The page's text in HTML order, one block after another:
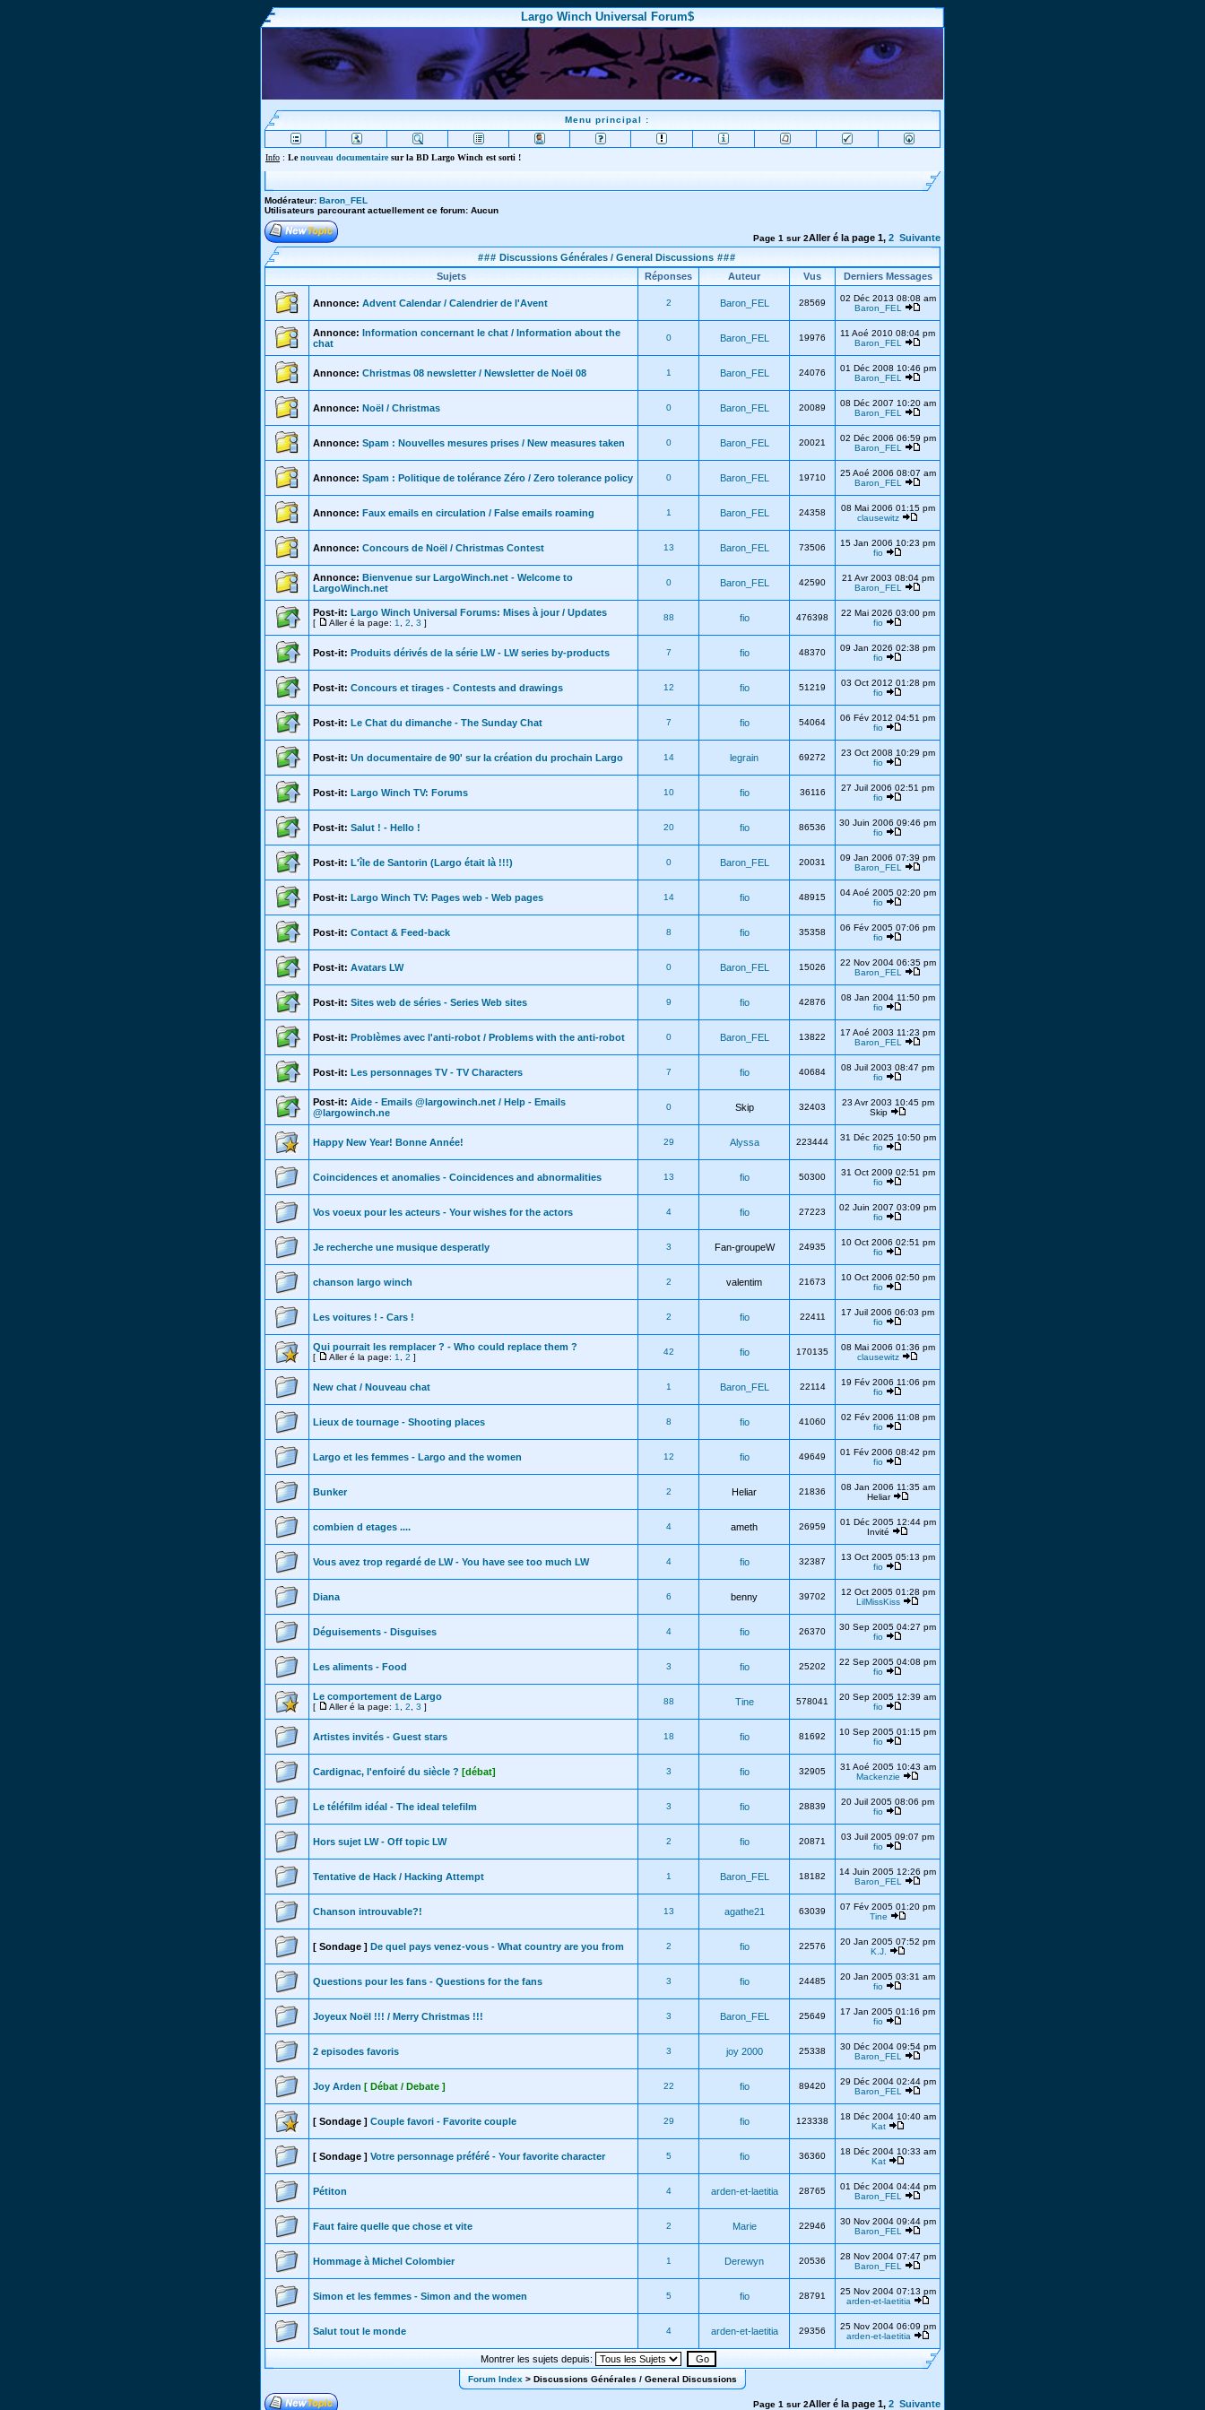
Largo Winch Universal Forum$
Menu principal :
Info : Lenouveau documentairesur la BD Largo Winch est sorti !
Modérateur: Baron_FEL
Utilisateurs parcourant actuellement ce forum: Aucun
Page 1 sur 2Aller é la page 1, 2 Suivante
### Discussions Générales / General Discussions ###
Sujets
Réponses Auteur Vus Derniers Messages
Annonce: Advent Calendar / Calendrier de l'Avent 2 Baron_FEL 28569
02 Déc 2013 08:08 am
Baron_FEL
Annonce: Information concernant le chat / Information about the
chat
0 Baron_FEL 19976
11 Aoé 2010 08:04 pm
Baron_FEL
Annonce: Christmas 08 newsletter / Newsletter de Noël 08 1 Baron_FEL 24076
01 Déc 2008 10:46 pm
Baron_FEL
Annonce: Noël / Christmas 0 Baron_FEL 20089
08 Déc 2007 10:20 am
Baron_FEL
Annonce: Spam : Nouvelles mesures prises / New measures taken 0 Baron_FEL 20021
02 Déc 2006 06:59 pm
Baron_FEL
Annonce: Spam : Politique de tolérance Zéro / Zero tolerance policy 0 Baron_FEL 19710
25 Aoé 2006 08:07 am
Baron_FEL
Annonce: Faux emails en circulation / False emails roaming 1 Baron_FEL 24358
08 Mai 2006 01:15 pm
clausewitz
Annonce: Concours de Noël / Christmas Contest 13 Baron_FEL 73506
15 Jan 2006 10:23 pm
fio
Annonce: Bienvenue sur LargoWinch.net - Welcome to
LargoWinch.net
0 Baron_FEL 42590
21 Avr 2003 08:04 pm
Baron_FEL
Post-it: Largo Winch Universal Forums: Mises à jour / Updates
[ Aller é la page: 1 2 3 ]
88 fio 476398
22 Mai 2026 03:00 pm
fio
Post-it: Produits dérivés de la série LW - LW series by-products 7 fio 48370
09 Jan 2026 02:38 pm
fio
Post-it: Concours et tirages - Contests and drawings 12 fio 51219
03 Oct 2012 01:28 pm
fio
Post-it: Le Chat du dimanche - The Sunday Chat 7 fio 54064
06 Fév 2012 04:51 pm
fio
Post-it: Un documentaire de 90' sur la création du prochain Largo 14 legrain 69272
23 Oct 2008 10:29 pm
fio
Post-it: Largo Winch TV: Forums 10 fio 36116
27 Juil 2006 02:51 pm
fio
Post-it: Salut ! - Hello ! 20 fio 86536
30 Juin 2006 09:46 pm
fio
Post-it: L'île de Santorin (Largo était là !!!) 0 Baron_FEL 20031
09 Jan 2006 07:39 pm
Baron_FEL
Post-it: Largo Winch TV: Pages web - Web pages 14 fio 48915
04 Aoé 2005 02:20 pm
fio
Post-it: Contact & Feed-back 8 fio 35358
06 Fév 2005 07:06 pm
fio
Post-it: Avatars LW 0 Baron_FEL 15026
22 Nov 2004 06:35 pm
Baron_FEL
Post-it: Sites web de séries - Series Web sites 9 fio 42876
08 Jan 2004 11:50 pm
fio
Post-it: Problèmes avec l'anti-robot / Problems with the anti-robot 0 Baron_FEL 13822
17 Aoé 2003 11:23 pm
Baron_FEL
Post-it: Les personnages TV - TV Characters 7 fio 40684
08 Juil 2003 08:47 pm
fio
Post-it: Aide - Emails @largowinch.net / Help - Emails
@largowinch.ne
0 Skip 32403
23 Avr 2003 10:45 pm
Skip
Happy New Year! Bonne Année! 29 Alyssa 223444
31 Déc 2025 10:50 pm
fio
Coincidences et anomalies - Coincidences and abnormalities 13 fio 50300
31 Oct 2009 02:51 pm
fio
Vos voeux pour les acteurs - Your wishes for the actors 4 fio 27223
02 Juin 2007 03:09 pm
fio
Je recherche une musique desperatly 3 Fan-groupeW 24935
10 Oct 2006 02:51 pm
fio
chanson largo winch 2 valentim 21673
10 Oct 2006 02:50 pm
fio
Les voitures ! - Cars ! 2 fio 22411
17 Juil 2006 06:03 pm
fio
Qui pourrait les remplacer ? - Who could replace them ?
[ Aller é la page: 1 2 ]
42 fio 170135
08 Mai 2006 01:36 pm
clausewitz
New chat / Nouveau chat 1 Baron_FEL 22114
19 Fév 2006 11:06 pm
fio
Lieux de tournage - Shooting places 8 fio 41060
02 Fév 2006 11:08 pm
fio
Largo et les femmes - Largo and the women 12 fio 49649
01 Fév 2006 08:42 pm
fio
Bunker 2 Heliar 21836
08 Jan 2006 11:35 am
Heliar
combien d etages .... 4 ameth 26959
01 Déc 2005 12:44 pm
Invité
Vous avez trop regardé de LW - You have see too much LW 4 fio 32387
13 Oct 2005 05:13 pm
fio
Diana 6 benny 39702
12 Oct 2005 01:28 pm
LilMissKiss
Déguisements - Disguises 4 fio 26370
30 Sep 2005 04:27 pm
fio
Les aliments - Food 3 fio 25202
22 Sep 2005 04:08 pm
fio
Le comportement de Largo
[ Aller é la page: 1 2 3 ]
88 Tine 578041
20 Sep 2005 12:39 am
fio
Artistes invités - Guest stars 18 fio 81692
10 Sep 2005 01:15 pm
fio
Cardignac, l'enfoiré du siècle ? [débat] 3 fio 32905
31 Aoé 2005 10:43 am
Mackenzie
Le téléfilm idéal - The ideal telefilm 3 fio 28839
20 Juil 2005 08:06 pm
fio
Hors sujet LW - Off topic LW 2 fio 20871
03 Juil 2005 09:07 pm
fio
Tentative de Hack / Hacking Attempt 1 Baron_FEL 18182
14 Juin 2005 12:26 pm
Baron_FEL
Chanson introuvable?! 13 agathe21 63039
07 Fév 2005 01:20 pm
Tine
[ Sondage ] De quel pays venez-vous - What country are you from 2 fio 22576
20 Jan 2005 07:52 pm
K.J.
Questions pour les fans - Questions for the fans 3 fio 24485
20 Jan 2005 03:31 am
fio
Joyeux Noël !!! / Merry Christmas !!! 3 Baron_FEL 25649
17 Jan 2005 01:16 pm
fio
2 episodes favoris 3 joy 2000 25338
30 Déc 2004 09:54 pm
Baron_FEL
Joy Arden [ Débat / Debate ] 22 fio 89420
29 Déc 2004 02:44 pm
Baron_FEL
[ Sondage ] Couple favori - Favorite couple 29 fio 123338
18 Déc 2004 10:40 am
Kat
[ Sondage ] Votre personnage préféré - Your favorite character 5 fio 36360
18 Déc 2004 10:33 am
Kat
Pétiton 4 arden-et-laetitia 28765
01 Déc 2004 04:44 pm
Baron_FEL
Faut faire quelle que chose et vite 2 Marie 22946
30 Nov 2004 09:44 pm
Baron_FEL
Hommage à Michel Colombier 1 Derewyn 20536
28 Nov 2004 07:47 pm
Baron_FEL
Simon et les femmes - Simon and the women 5 fio 28791
25 Nov 2004 07:13 pm
arden-et-laetitia
Salut tout le monde 4 arden-et-laetitia 29356
25 Nov 2004 06:09 pm
arden-et-laetitia
Montrer les sujets depuis:
Forum Index > Discussions Générales / General Discussions
Page 1 sur 2Aller é la page 1, 2 Suivante